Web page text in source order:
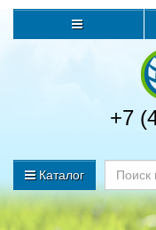
+7
Каталог